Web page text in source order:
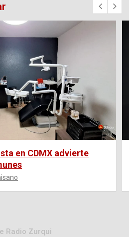
en CDMX advierte
Radio Zurqui